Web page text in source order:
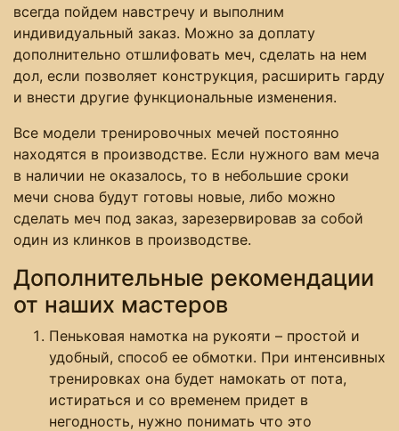
всегда пойдем навстречу и выполним
индивидуальный заказ. Можно за доплату
дополнительно отшлифовать меч, сделать на нем
дол, если позволяет конструкция, расширить гарду
и внести другие функциональные изменения.
Все модели тренировочных мечей постоянно
находятся в производстве. Если нужного вам меча
в наличии не оказалось, то в небольшие сроки
мечи снова будут готовы новые, либо можно
сделать меч под заказ, зарезервировав за собой
один из клинков в производстве.
Дополнительные рекомендации
от наших мастеров
Пеньковая намотка на рукояти – простой и
удобный, способ ее обмотки. При интенсивных
тренировках она будет намокать от пота,
истираться и со временем придет в
негодность, нужно понимать что это